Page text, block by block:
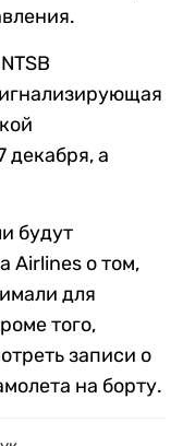
декабря, а
будут
Airlines о том,
для
того,
записи о
на борту.